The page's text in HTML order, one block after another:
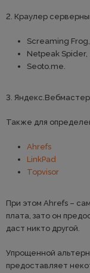
2. Краулер
Screaming Frog,
Netpeak Spider,
Seoto.me.
3.
Также для
Ahrefs
LinkPad
Topvisor
При этом Ahrefs –
плата, зато он
даст никто другой.
Упрощенной
предоставляет